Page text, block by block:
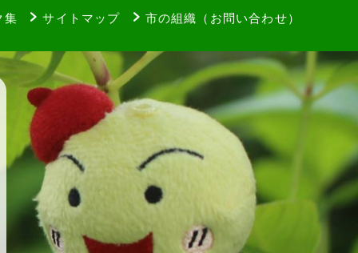
集 サイトマップ 市の組織（お問い合わせ）